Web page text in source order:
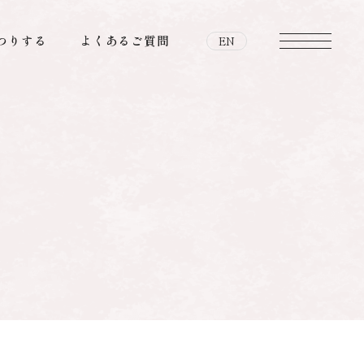
EN
りする よくあるご質問